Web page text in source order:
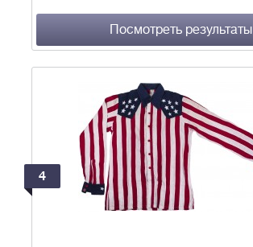
Посмотреть результаты
4